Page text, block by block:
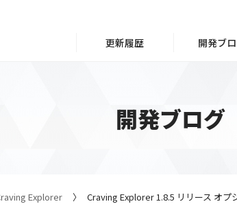
開発ブログ
Explorer Craving Explorer 1.8.5 リリース オ
更新履歴 開発ブ